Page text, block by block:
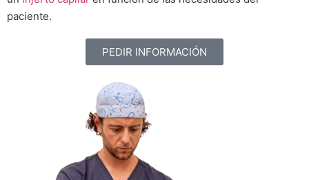
paciente.
PEDIR INFORMACIÓN